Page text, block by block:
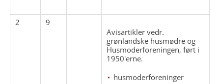
2
9
Avisartikler vedr.
grønlandske husmødre og
Husmoderforeningen, ført i
1950'erne.
husmoderforeninger